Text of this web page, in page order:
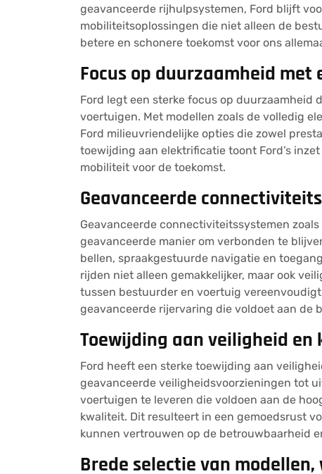
geavanceerde rijhulpsystemen, Ford blijft
mobiliteitsoplossingen die niet alleen de
betere en schonere toekomst voor ons
Focus op duurzaamheid
Ford legt een sterke focus op duurzaamheid
voertuigen. Met modellen zoals de volledig
Ford milieuvriendelijke opties die zowel
toewijding aan elektrificatie toont Ford’s
mobiliteit voor de toekomst.
Geavanceerde
Geavanceerde connectiviteitssystemen
geavanceerde manier om verbonden te
bellen, spraakgestuurde navigatie en
rijden niet alleen gemakkelijker, maar ook
tussen bestuurder en voertuig
geavanceerde rijervaring die voldoet aan de
Toewijding aan veiligheid
Ford heeft een sterke toewijding aan
geavanceerde veiligheidsvoorzieningen tot
voertuigen te leveren die voldoen aan de
kwaliteit. Dit resulteert in een gemoedsrust
kunnen vertrouwen op de betrouwbaarheid
Brede selectie van